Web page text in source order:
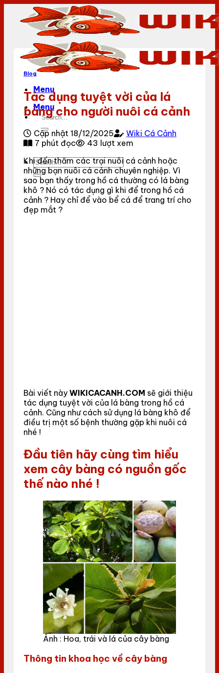
Menu
Menu
Blog
Tác dụng tuyệt vời của lá
bàng cho người nuôi cá cảnh
Cập nhật 18/12/2025
Wiki Cá Cảnh
7 phút đọc
43 lượt xem
Khi đến thăm các trại nuôi cá cảnh hoặc
những bạn nuôi cá cảnh chuyên nghiệp. Vì
sao bạn thấy trong hồ cá thường có lá bàng
khô ? Nó có tác dụng gì khi để trong hồ cá
cảnh ? Hay chỉ để vào bể cá để trang trí cho
đẹp mắt ?
Bài viết này WIKICACANH.COM sẽ giới thiệu
tác dụng tuyệt vời của lá bàng trong hồ cá
cảnh. Cũng như cách sử dụng lá bàng khô để
điều trị một số bệnh thường gặp khi nuôi cá
nhé !
Đầu tiên hãy cùng tìm hiểu
xem cây bàng có nguồn gốc
thế nào nhé !
Ảnh : Hoa, trái và lá của cây bàng
Thông tin khoa học về cây bàng